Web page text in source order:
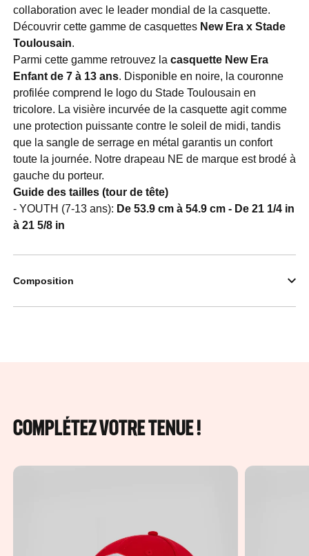
collaboration avec le leader mondial de la casquette.
Découvrir cette gamme de casquettes New Era x Stade
Toulousain.
Parmi cette gamme retrouvez la casquette New Era
Enfant de 7 à 13 ans. Disponible en noire, la couronne
profilée comprend le logo du Stade Toulousain en
tricolore. La visière incurvée de la casquette agit comme
une protection puissante contre le soleil de midi, tandis
que la sangle de serrage en métal garantis un confort
toute la journée. Notre drapeau NE de marque est brodé à
gauche du porteur.
Guide des tailles (tour de tête)
- YOUTH (7-13 ans): De 53.9 cm à 54.9 cm - De 21 1/4 in
à 21 5/8 in
Composition
COMPLÉTEZ VOTRE TENUE !